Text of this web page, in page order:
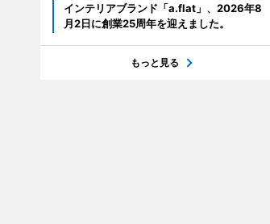
インテリアブランド「a.flat」、2026年8
月2日に創業25周年を迎えました。
もっと見る